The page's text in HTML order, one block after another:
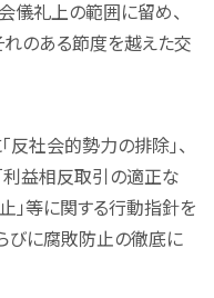
儀礼上の範囲に留め、
のある節度を越えた交
反社会的勢力の排除」、
利益相反取引の適正な
」等に関する行動指針を
びに腐敗防止の徹底に